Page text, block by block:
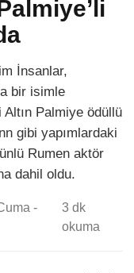
İnsanlar,
bir isimle
Palmiye ödüllü
gibi yapımlardaki
Rumen aktör
dahil oldu.
-
3 dk
okuma